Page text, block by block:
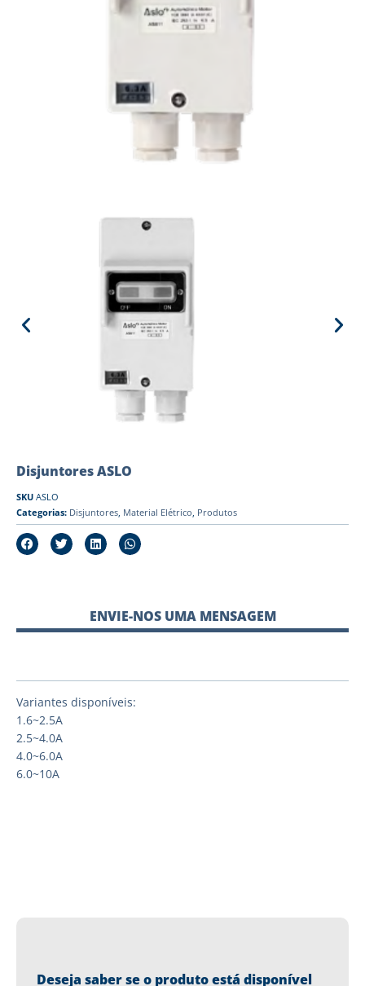
Disjuntores ASLO
SKU ASLO
Categorias: Disjuntores, Material Elétrico, Produtos
ENVIE-NOS UMA MENSAGEM
Variantes disponíveis:
1.6~2.5A
2.5~4.0A
4.0~6.0A
6.0~10A
Deseja saber se o produto está disponível